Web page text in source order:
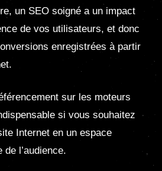
un SEO soigné a un impact
de vos utilisateurs, et donc
enregistrées à partir
sur les moteurs
si vous souhaitez
Internet en un espace
l’audience.